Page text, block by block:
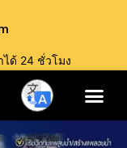
ด้ 24 ชั่วโมง